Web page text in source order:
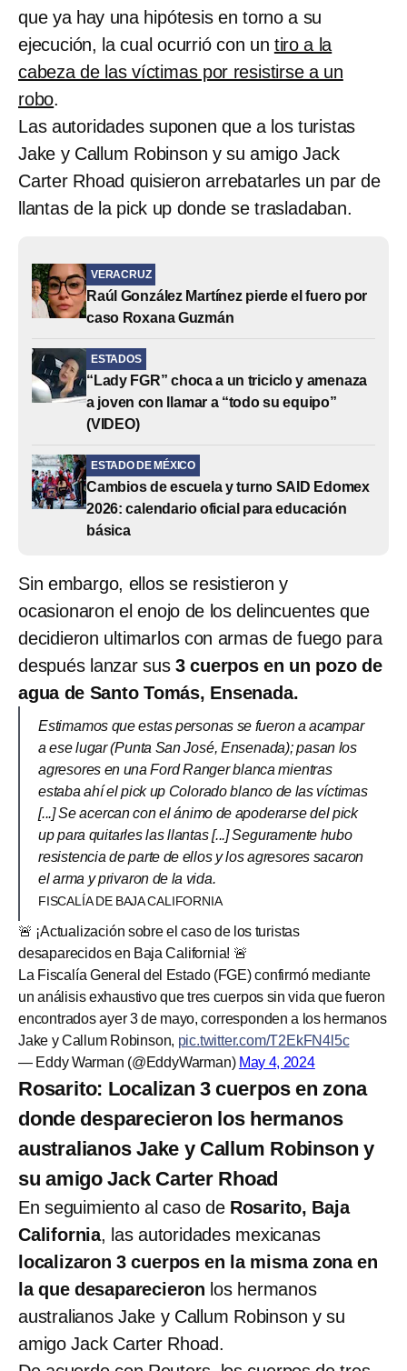
que ya hay una hipótesis en torno a su
ejecución, la cual ocurrió con un tiro a la
cabeza de las víctimas por resistirse a un
robo.
Las autoridades suponen que a los turistas
Jake y Callum Robinson y su amigo Jack
Carter Rhoad quisieron arrebatarles un par de
llantas de la pick up donde se trasladaban.
VERACRUZ
Raúl González Martínez pierde el fuero por
caso Roxana Guzmán
ESTADOS
“Lady FGR” choca a un triciclo y amenaza
a joven con llamar a “todo su equipo”
(VIDEO)
ESTADO DE MÉXICO
Cambios de escuela y turno SAID Edomex
2026: calendario oficial para educación
básica
Sin embargo, ellos se resistieron y
ocasionaron el enojo de los delincuentes que
decidieron ultimarlos con armas de fuego para
después lanzar sus3 cuerpos en un pozo de
agua de Santo Tomás, Ensenada.
Estimamos que estas personas se fueron a acampar
a ese lugar (Punta San José, Ensenada); pasan los
agresores en una Ford Ranger blanca mientras
estaba ahí el pick up Colorado blanco de las víctimas
[...] Se acercan con el ánimo de apoderarse del pick
up para quitarles las llantas [...] Seguramente hubo
resistencia de parte de ellos y los agresores sacaron
el arma y privaron de la vida.
FISCALÍA DE BAJA CALIFORNIA
🚨 ¡Actualización sobre el caso de los turistas
desaparecidos en Baja California! 🚨
La Fiscalía General del Estado (FGE) confirmó mediante
un análisis exhaustivo que tres cuerpos sin vida que fueron
encontrados ayer 3 de mayo, corresponden a los hermanos
Jake y Callum Robinson, pic.twitter.com/T2EkFN4l5c
— Eddy Warman (@EddyWarman) May 4, 2024
Rosarito: Localizan 3 cuerpos en zona
donde desparecieron los hermanos
australianos Jake y Callum Robinson y
su amigo Jack Carter Rhoad
En seguimiento al caso de Rosarito, Baja
California, las autoridades mexicanas
localizaron 3 cuerpos en la misma zona en
la que desaparecieron los hermanos
australianos Jake y Callum Robinson y su
amigo Jack Carter Rhoad.